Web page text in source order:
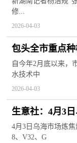
修...
2026-04-03
包头全市重点
自今年2月底以来，
水技术中
2026-04-03
生意社：4月3
4月3日乌海市场炼
8、V32、G